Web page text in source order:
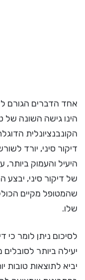
אחד הדברים הגורם
הינו גישה השונה של
הקונבנציונלית
דיקור סיני, יורד
היעיל והעמוק
של דיקור סיני, יבצע
שהמטופל מקיים
שלו.
לסיכום ניתן לומר כי
יעילה ביותר לסובלים
יביא לתוצאות